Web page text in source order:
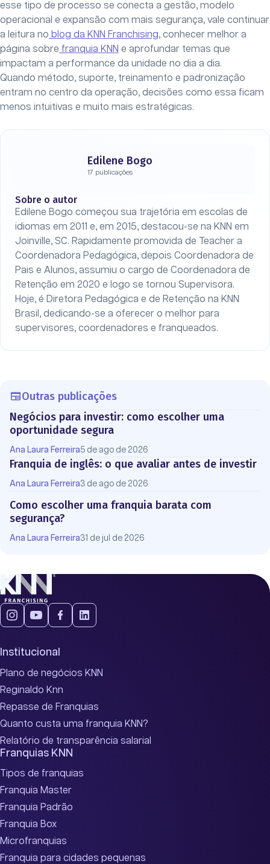
esse tipo de processo se conecta a gestão, modelo
operacional e expansão com mais segurança, vale continuar
a leitura no blog da KNN Franchising, conhecer melhor a
página sobre franquia KNN e aprofundar temas que
impactam a performance da unidade no dia a dia.
Quando método, suporte, treinamento e padronização
entram no centro da operação, decisões como essa ficam
menos intuitivas e muito mais estratégicas.
Edilene Bogo
17 publicações
Sobre o autor
Edilene Bogo começou sua trajetória em escolas de
idiomas em 2011 e, em 2015, destacou-se na KNN em
Joinville, SC. Rapidamente promovida de Teacher a
Coordenadora Pedagógica, depois Coordenadora de
Pais e Alunos, assumiu o cargo de Coordenadora de
Retenção em 2020 e logo se tornou Supervisora.
Hoje, é Diretora Pedagógica e de Retenção na KNN
Brasil, dedicando-se a oferecer o melhor para
supervisores, coordenadores e franqueados.
Outras publicações
Negócios para investir: como escolher uma
oportunidade segura
Ana Laura Ferreira5 de ago de 2026
Franquia de inglês: o que avaliar antes de investir
Ana Laura Ferreira3 de ago de 2026
Como escolher uma franquia barata com
segurança?
Ana Laura Ferreira31 de jul de 2026
Institucional
Plano de negócios KNN
Reginaldo Knn
Repasse de Franquias
Quanto custa uma franquia KNN?
Relatório de transparência salarial
Franquias KNN
Tipos de franquias
Franquia Master
Franquia Padrão
Franquia Box
Microfranquias
Franquia para cidades pequenas